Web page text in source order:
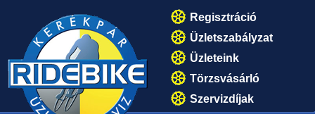
Regisztráció
Üzletszabályzat
Üzleteink
Törzsvásárló
Szervizdíjak